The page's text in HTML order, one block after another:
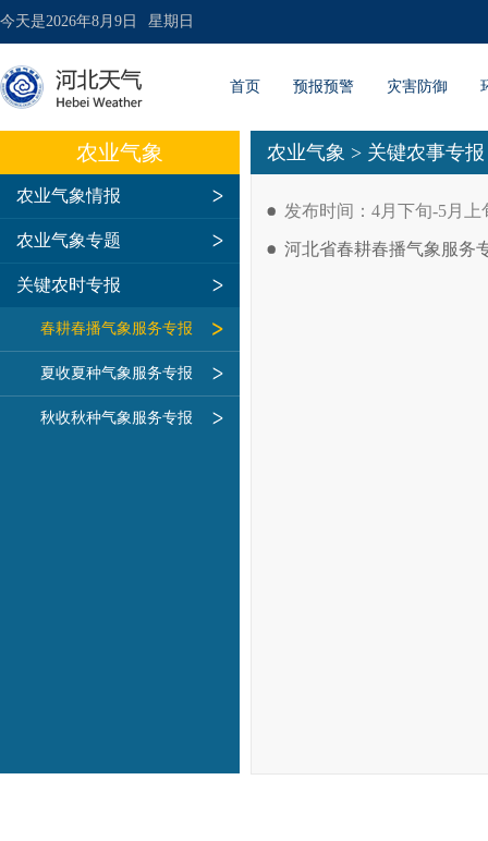
今天是2026年8月9日 星期日
首页 预报预警 灾害防御
农业气象
农业气象情报
农业气象专题
关键农时专报
春耕春播气象服务专报
夏收夏种气象服务专报
秋收秋种气象服务专报
农业气象 > 关键农事专报
发布时间：4月下旬-5月上
河北省春耕春播气象服务